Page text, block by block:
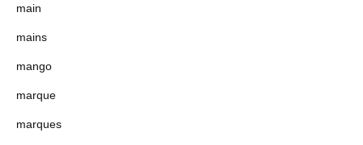
main
mains
mango
marque
marques